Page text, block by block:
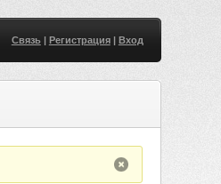
Связь| Регистрация| Вход